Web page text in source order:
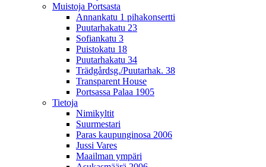
Muistoja Portsasta
Annankatu 1 pihakonsertti
Puutarhakatu 23
Sofiankatu 3
Puistokatu 18
Puutarhakatu 34
Trädgårdsg./Puutarhak. 38
Transparent House
Portsassa Palaa 1905
Tietoja
Nimikyltit
Suurmestari
Paras kaupunginosa 2006
Jussi Vares
Maailman ympäri